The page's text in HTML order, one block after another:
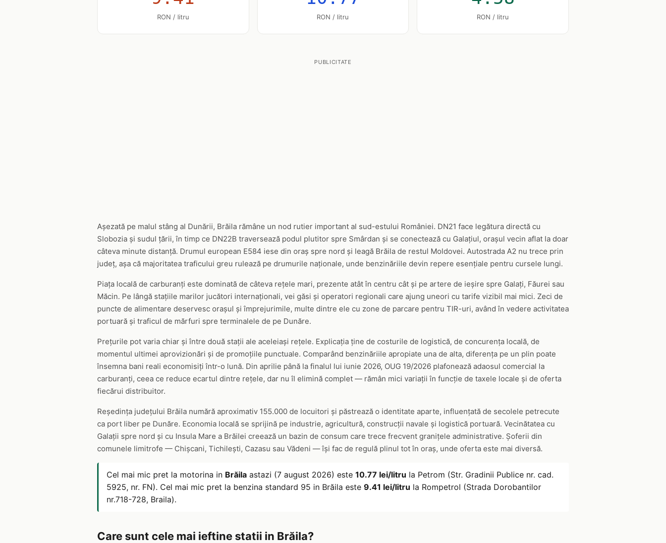
RON / litru RON / litru RON / litru
PUBLICITATE
Așezată pe malul stâng al Dunării, Brăila rămâne un nod rutier important al sud-estului României. DN21 face legătura directă cu
Slobozia și sudul țării, în timp ce DN22B traversează podul plutitor spre Smârdan și se conectează cu Galațiul, orașul vecin aflat la doar
câteva minute distanță. Drumul european E584 iese din oraș spre nord și leagă Brăila de restul Moldovei. Autostrada A2 nu trece prin
județ, așa că majoritatea traficului greu rulează pe drumurile naționale, unde benzinăriile devin repere esențiale pentru cursele lungi.
Piața locală de carburanți este dominată de câteva rețele mari, prezente atât în centru cât și pe artere de ieșire spre Galați, Făurei sau
Măcin. Pe lângă stațiile marilor jucători internaționali, vei găsi și operatori regionali care ajung uneori cu tarife vizibil mai mici. Zeci de
puncte de alimentare deservesc orașul și împrejurimile, multe dintre ele cu zone de parcare pentru TIR-uri, având în vedere activitatea
portuară și traficul de mărfuri spre terminalele de pe Dunăre.
Prețurile pot varia chiar și între două stații ale aceleiași rețele. Explicația ține de costurile de logistică, de concurența locală, de
momentul ultimei aprovizionări și de promoțiile punctuale. Comparând benzinăriile apropiate una de alta, diferența pe un plin poate
însemna bani reali economisiți într-o lună. Din aprilie până la finalul lui iunie 2026, OUG 19/2026 plafonează adaosul comercial la
carburanți, ceea ce reduce ecartul dintre rețele, dar nu îl elimină complet — rămân mici variații în funcție de taxele locale și de oferta
fiecărui distribuitor.
Reședința județului Brăila numără aproximativ 155.000 de locuitori și păstrează o identitate aparte, influențată de secolele petrecute
ca port liber pe Dunăre. Economia locală se sprijină pe industrie, agricultură, construcții navale și logistică portuară. Vecinătatea cu
Galații spre nord și cu Insula Mare a Brăilei creează un bazin de consum care trece frecvent granițele administrative. Șoferii din
comunele limitrofe — Chișcani, Tichilești, Cazasu sau Vădeni — își fac de regulă plinul tot în oraș, unde oferta este mai diversă.
Cel mai mic pret la motorina in Brăila astazi (7 august 2026) este 10.77 lei/litru la Petrom (Str. Gradinii Publice nr. cad.
5925, nr. FN). Cel mai mic pret la benzina standard 95 in Brăila este 9.41 lei/litru la Rompetrol (Strada Dorobantilor
nr.718-728, Braila).
Care sunt cele mai ieftine statii in Brăila?